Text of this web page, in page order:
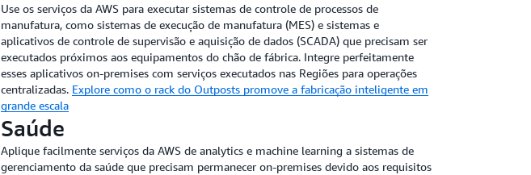
Use os serviços da AWS para executar sistemas de controle de processos de
manufatura, como sistemas de execução de manufatura (MES) e sistemas e
aplicativos de controle de supervisão e aquisição de dados (SCADA) que precisam ser
executados próximos aos equipamentos do chão de fábrica. Integre perfeitamente
esses aplicativos on-premises com serviços executados nas Regiões para operações
centralizadas. Explore como o rack do Outposts promove a fabricação inteligente em
grande escala
Saúde
Aplique facilmente serviços da AWS de analytics e machine learning a sistemas de
gerenciamento da saúde que precisam permanecer on-premises devido aos requisitos